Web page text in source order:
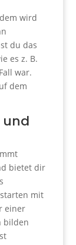
wird
du das
es z. B.
war.
dem
und
bietet dir
mit
einer
bilden